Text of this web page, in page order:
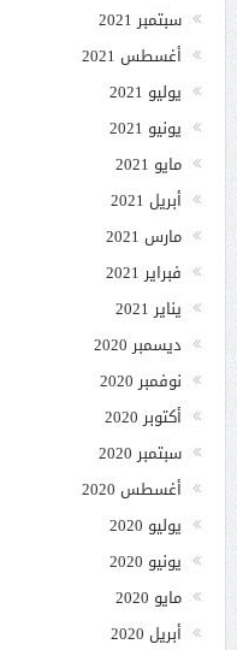
سبتمبر 2021
أغسطس 2021
يوليو 2021
يونيو 2021
مايو 2021
أبريل 2021
مارس 2021
فبراير 2021
يناير 2021
ديسمبر 2020
نوفمبر 2020
أكتوبر 2020
سبتمبر 2020
أغسطس 2020
يوليو 2020
يونيو 2020
مايو 2020
أبريل 2020